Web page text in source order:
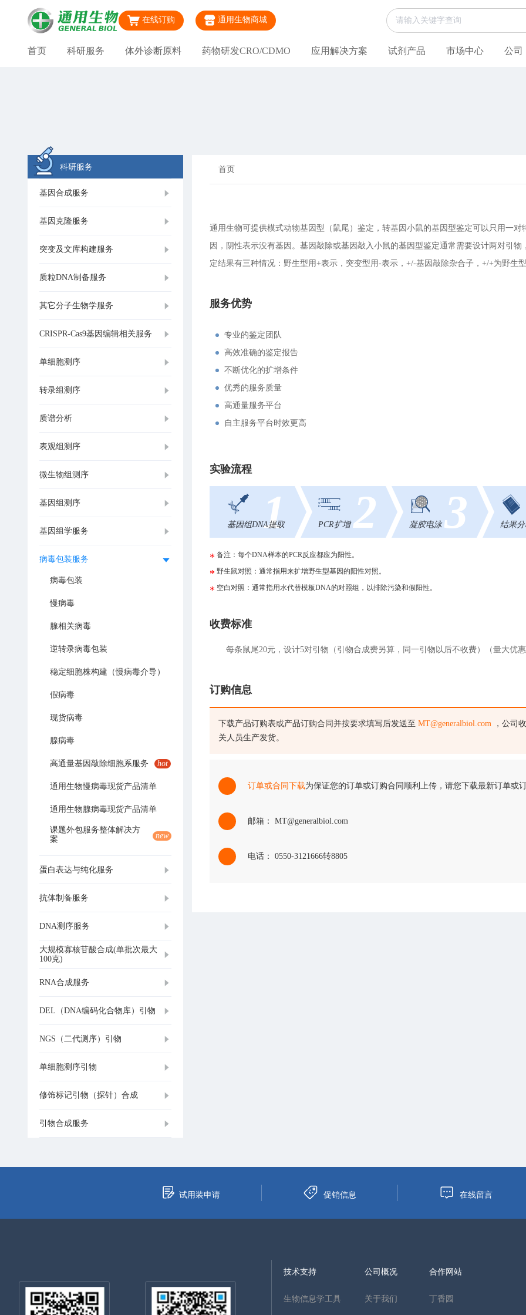
在线订购 通用生物商城
首页 科研服务 体外诊断原料 药物研发CRO/CDMO 应用解决方案 试剂产品 市场中心 公司
科研服务
基因合成服务
基因克隆服务
突变及文库构建服务
质粒DNA制备服务
其它分子生物学服务
CRISPR-Cas9基因编辑相关服务
单细胞测序
转录组测序
质谱分析
表观组测序
微生物组测序
基因组测序
基因组学服务
病毒包装服务
病毒包装
慢病毒
腺相关病毒
逆转录病毒包装
稳定细胞株构建（慢病毒介导）
假病毒
现货病毒
腺病毒
高通量基因敲除细胞系服务 hot
通用生物慢病毒现货产品清单
通用生物腺病毒现货产品清单
课题外包服务整体解决方
案
new
蛋白表达与纯化服务
抗体制备服务
DNA测序服务
大规模寡核苷酸合成(单批次最大
100克)
RNA合成服务
DEL（DNA编码化合物库）引物
NGS（二代测序）引物
单细胞测序引物
修饰标记引物（探针）合成
引物合成服务
首页
通用生物可提供模式动物基因型（鼠尾）鉴定，转基因小鼠的基因型鉴定可以只用一
因，阴性表示没有基因。基因敲除或基因敲入小鼠的基因型鉴定通常需要设计两对引
定结果有三种情况：野生型用+表示，突变型用-表示，+/-基因敲除杂合子，+/+为野生
服务优势
专业的鉴定团队
高效准确的鉴定报告
不断优化的扩增条件
优秀的服务质量
高通量服务平台
自主服务平台时效更高
实验流程
基因组DNA提取
1 PCR扩增 2 凝胶电泳 3 结果
备注：每个DNA样本的PCR反应都应为阳性。
野生鼠对照：通常指用来扩增野生型基因的阳性对照。
空白对照：通常指用水代替模板DNA的对照组，以排除污染和假阳性。
收费标准
每条鼠尾20元，设计5对引物（引物合成费另算，同一引物以后不收费）（量大优
订购信息
下载产品订购表或产品订购合同并按要求填写后发送至 MT@generalbiol.com ，公司
关人员生产发货。
订单或合同下载为保证您的订单或订购合同顺利上传，请您下载最新订单或
邮箱： MT@generalbiol.com
电话： 0550-3121666转8805
试用装申请 促销信息 在线留言
技术支持
生物信息学工具
公司概况
关于我们
合作网站
丁香园